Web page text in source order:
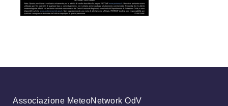
Associazione MeteoNetwork OdV